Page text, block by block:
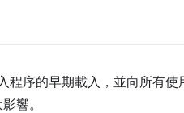
程序的早期載入，並向所有
響。